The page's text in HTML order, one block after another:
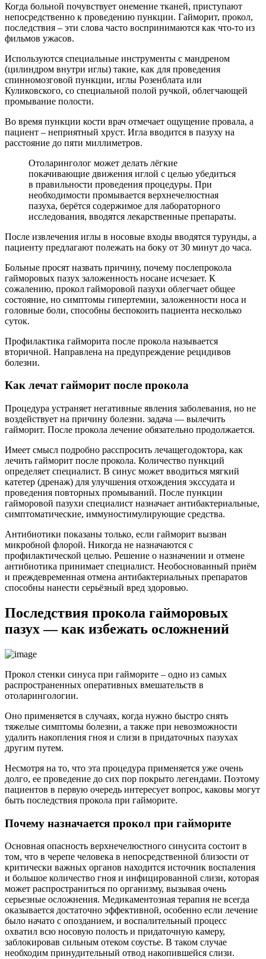
Когда больной почувствует онемение тканей, приступают
непосредственно к проведению пункции. Гайморит, прокол,
последствия – эти слова часто воспринимаются как что-то из
фильмов ужасов.
Используются специальные инструменты с мандреном
(цилиндром внутри иглы) такие, как для проведения
спинномозговой пункции, иглы Розенблата или
Куликовского, со специальной полой ручкой, облегчающей
промывание полости.
Во время пункции кости врач отмечает ощущение провала, а
пациент – неприятный хруст. Игла вводится в пазуху на
расстояние до пяти миллиметров.
Отоларинголог может делать лёгкие
покачивающие движения иглой с целью убедиться
в правильности проведения процедуры. При
необходимости промывается верхнечелюстная
пазуха, берётся содержимое для лабораторного
исследования, вводятся лекарственные препараты.
После извлечения иглы в носовые входы вводятся турунды, а
пациенту предлагают полежать на боку от 30 минут до часа.
Больные просят назвать причину, почему послепрокола
гайморовых пазух заложенность носане исчезает. К
сожалению, прокол гайморовой пазухи облегчает общее
состояние, но симптомы гипертемии, заложенности носа и
головные боли, способны беспокоить пациента несколько
суток.
Профилактика гайморита после прокола называется
вторичной. Направлена на предупреждение рецидивов
болезни.
Как лечат гайморит после прокола
Процедура устраняет негативные явления заболевания, но не
воздействует на причину болезни. задача — вылечить
гайморит. После прокола лечение обязательно продолжается.
Имеет смысл подробно расспросить лечащегодоктора, как
лечить гайморит после прокола. Количество пункций
определяет специалист. В синус может вводиться мягкий
катетер (дренаж) для улучшения отхождения экссудата и
проведения повторных промываний. После пункции
гайморовой пазухи специалист назначает антибактериальные,
симптоматические, иммуностимулирующие средства.
Антибиотики показаны только, если гайморит вызван
микробной флорой. Никогда не назначаются с
профилактической целью. Решение о назначении и отмене
антибиотика принимает специалист. Необоснованный приём
и преждевременная отмена антибактериальных препаратов
способны нанести серьёзный вред здоровью.
Последствия прокола гайморовых
пазух — как избежать осложнений
Прокол стенки синуса при гайморите – одно из самых
распространенных оперативных вмешательств в
отоларингологии.
Оно применяется в случаях, когда нужно быстро снять
тяжелые симптомы болезни, а также при невозможности
удалить накопления гноя и слизи в придаточных пазухах
другим путем.
Несмотря на то, что эта процедура применяется уже очень
долго, ее проведение до сих пор покрыто легендами. Поэтому
пациентов в первую очередь интересует вопрос, каковы могут
быть последствия прокола при гайморите.
Почему назначается прокол при гайморите
Основная опасность верхнечелюстного синусита состоит в
том, что в черепе человека в непосредственной близости от
критически важных органов находится источник воспаления
и большое количество гноя и инфицированной слизи, которая
может распространиться по организму, вызывая очень
серьезные осложнения. Медикаментозная терапия не всегда
оказывается достаточно эффективной, особенно если лечение
было начато с опозданием, и воспалительный процесс
охватил всю носовую полость и придаточную камеру,
заблокировав сильным отеком соустье. В таком случае
необходим принудительный отвод накопившейся слизи.